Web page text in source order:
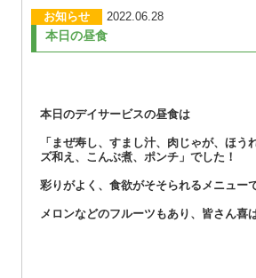
お知らせ 2022.06.28
本日の昼食
本日のデイサービスの昼食は
「まぜ寿し、すまし汁、肉じゃが、ほう
ズ和え、こんぶ煮、ポンチ」でした！
彩りがよく、食欲がそそられるメニュー
メロンなどのフルーツもあり、皆さん喜